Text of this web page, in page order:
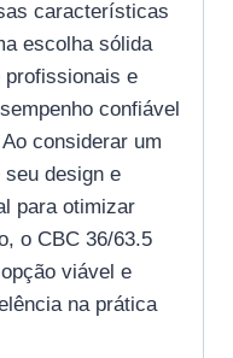
características
escolha sólida
profissionais e
confiável
considerar um
design e
para otimizar
o CBC 36/63.5
viável e
na prática